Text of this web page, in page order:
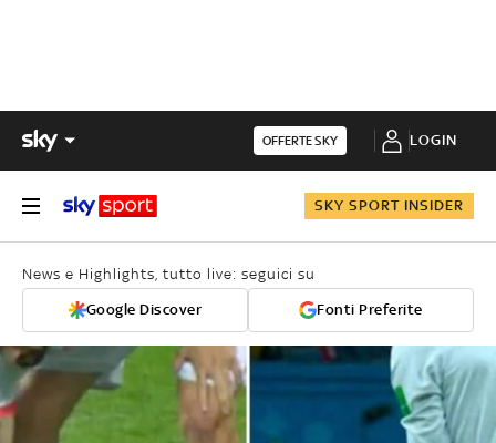
OFFERTE SKY LOGIN
SKY SPORT INSIDER
News e Highlights, tutto live: seguici su
Google Discover Fonti Preferite